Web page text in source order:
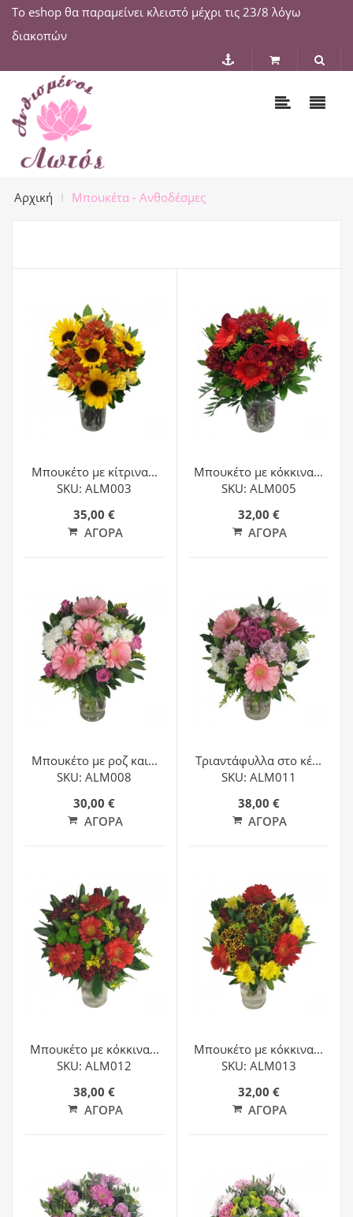
Το eshop θα παραμείνει κλειστό μέχρι τις 23/8 λόγω
διακοπών
Αρχική Μπουκέτα - Ανθοδέσμες
Μπουκέτο με κίτρινα...
SKU: ALM003
35,00 €
ΑΓΟΡΆ
Μπουκέτο με κόκκινα...
SKU: ALM005
32,00 €
ΑΓΟΡΆ
Μπουκέτο με ροζ και...
SKU: ALM008
30,00 €
ΑΓΟΡΆ
Τριαντάφυλλα στο κέ...
SKU: ALM011
38,00 €
ΑΓΟΡΆ
Μπουκέτο με κόκκινα...
SKU: ALM012
38,00 €
ΑΓΟΡΆ
Μπουκέτο με κόκκινα...
SKU: ALM013
32,00 €
ΑΓΟΡΆ